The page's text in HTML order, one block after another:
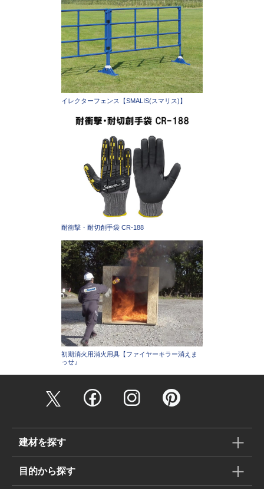
イレクターフェンス【SMALIS(スマリス)】
耐衝撃・耐切創手袋 CR-188
初期消火用消火用具【ファイヤーキラー消えま
っせ』
建材を探す
目的から探す